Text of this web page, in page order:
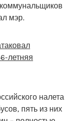
мэр.
летняя
налета
пять из них